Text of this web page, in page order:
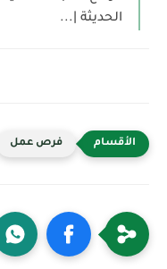
الحديثة |...
فرص عمل